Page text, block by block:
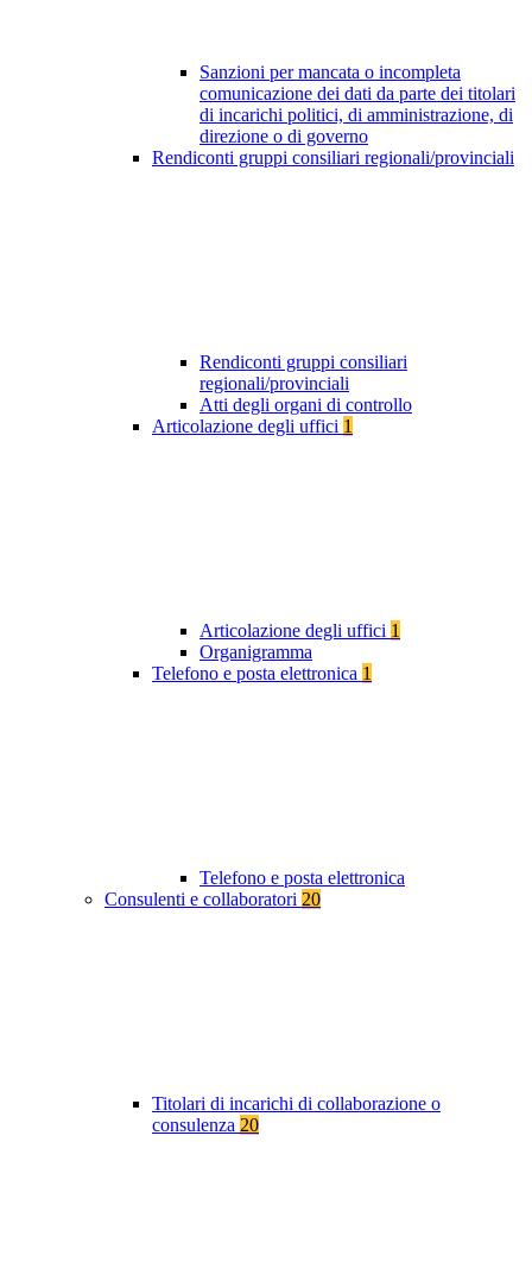
Sanzioni per mancata o incompleta
comunicazione dei dati da parte dei titolari
di incarichi politici, di amministrazione, di
direzione o di governo
Rendiconti gruppi consiliari regionali/provinciali
Rendiconti gruppi consiliari
regionali/provinciali
Atti degli organi di controllo
Articolazione degli uffici 1
Articolazione degli uffici 1
Organigramma
Telefono e posta elettronica 1
Telefono e posta elettronica
Consulenti e collaboratori 20
Titolari di incarichi di collaborazione o
consulenza 20